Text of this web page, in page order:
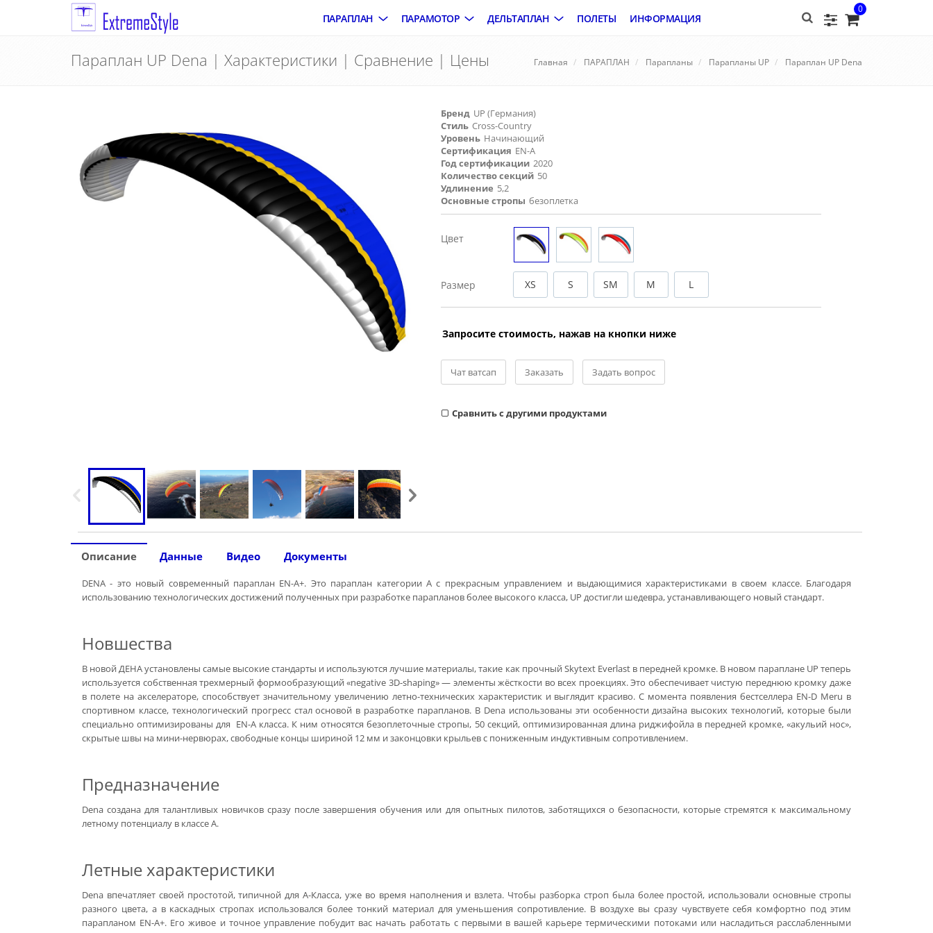
0
ПАРАПЛАН ПАРАМОТОР ДЕЛЬТАПЛАН ПОЛЕТЫ ИНФОРМАЦИЯ
Параплан UP Dena | Характеристики | Сравнение | Цены Главная ПАРАПЛАН Парапланы Парапланы UP Параплан UP Dena
Бренд UP (Германия)
Стиль Cross-Country
Уровень Начинающий
Сертификация EN-A
Год сертификации 2020
Количество секций 50
Удлинение 5,2
Основные стропы безоплетка
Цвет
Размер XS S SM M L
Запросите стоимость, нажав на кнопки ниже
Чат ватсап Заказать Задать вопрос
Cравнить с другими продуктами
Описание Данные Видео Документы
DENA - это новый современный параплан EN-A+. Это параплан категории А с прекрасным управлением и выдающимися характеристиками в своем классе. Благодаря
использованию технологических достижений полученных при разработке парапланов более высокого класса, UP достигли шедевра, устанавливающего новый стандарт.
Новшества
В новой ДЕНА установлены самые высокие стандарты и используются лучшие материалы, такие как прочный Skytext Everlast в передней кромке. В новом параплане UP теперь
используется собственная трехмерный формообразующий «negative 3D-shaping» — элементы жёсткости во всех проекциях. Это обеспечивает чистую переднюю кромку даже
в полете на акселераторе, способствует значительному увеличению летно-технических характеристик и выглядит красиво. С момента появления бестселлера EN-D Meru в
спортивном классе, технологический прогресс стал основой в разработке парапланов. В Dena использованы эти особенности дизайна высоких технологий, которые были
специально оптимизированы для EN-A класса. К ним относятся безоплеточные стропы, 50 секций, оптимизированная длина риджифойла в передней кромке, «акульий нос»,
скрытые швы на мини-нервюрах, свободные концы шириной 12 мм и законцовки крыльев с пониженным индуктивным сопротивлением.
Предназначение
Dena создана для талантливых новичков сразу после завершения обучения или для опытных пилотов, заботящихся о безопасности, которые стремятся к максимальному
летному потенциалу в классе A.
Летные характеристики
Dena впечатляет своей простотой, типичной для A-Класса, уже во время наполнения и взлета. Чтобы разборка строп была более простой, использовали основные стропы
разного цвета, а в каскадных стропах использовался более тонкий материал для уменьшения сопротивление. В воздухе вы сразу чувствуете себя комфортно под этим
парапланом EN-A+. Его живое и точное управление побудит вас начать работать с первыми в вашей карьере термическими потоками или насладиться расслабленными